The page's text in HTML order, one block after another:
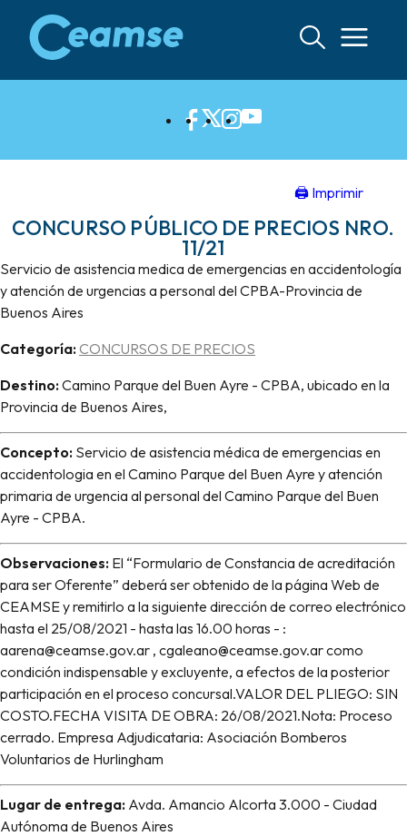
contenido
🖨 Imprimir
CONCURSO PÚBLICO DE PRECIOS NRO.
11/21
Servicio de asistencia medica de emergencias en accidentología
y atención de urgencias a personal del CPBA-Provincia de
Buenos Aires
Categoría:CONCURSOS DE PRECIOS
Destino:Camino Parque del Buen Ayre - CPBA, ubicado en la
Provincia de Buenos Aires,
Concepto: Servicio de asistencia médica de emergencias en
accidentologia en el Camino Parque del Buen Ayre y atención
primaria de urgencia al personal del Camino Parque del Buen
Ayre - CPBA.
Observaciones: El “Formulario de Constancia de acreditación
para ser Oferente” deberá ser obtenido de la página Web de
CEAMSE y remitirlo a la siguiente dirección de correo electrónico
hasta el 25/08/2021 - hasta las 16.00 horas - :
aarena@ceamse.gov.ar , cgaleano@ceamse.gov.ar como
condición indispensable y excluyente, a efectos de la posterior
participación en el proceso concursal.VALOR DEL PLIEGO: SIN
COSTO.FECHA VISITA DE OBRA: 26/08/2021.Nota: Proceso
cerrado. Empresa Adjudicataria: Asociación Bomberos
Voluntarios de Hurlingham
Lugar de entrega: Avda. Amancio Alcorta 3.000 - Ciudad
Autónoma de Buenos Aires